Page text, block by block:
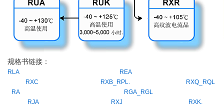
规格书链接：
RLA
REA
RXC
RXB_RPL.
RXQ_RQL
RA
RGA_RGL
RJA
RXJ RXK.